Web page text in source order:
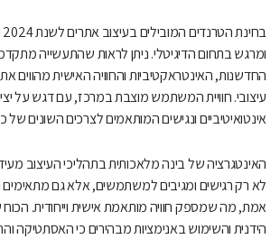
ומרגש בתחום הדיגיטלי. ניתן לראות שהתעשייה
החדשנות, האינטראקטיביות והחוויה האישית מהווים
עיצובי. חוויית המשתמש מוצבת במרכז, עם דגש על
אינטואיטיביים ונגישים המותאמים לצרכים השונים
האינטגרציה של בינה מלאכותית בתהליכי העיצוב
לא רק רגישים ומגיבים למשתמשים, אלא גם מתאימים
אמת, מה שמספק חוויה מותאמת אישית וייחודית. הכוח
הידנית והשימוש באנימציות מבהירים כי האסתטיקה